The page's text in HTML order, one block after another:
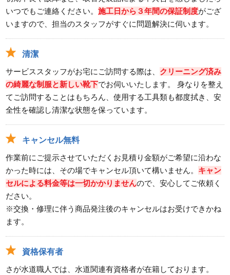
いつでもご連絡ください。施工日から３年間の保証制度がござ
いますので、担当のスタッフがすぐに問題解決に伺います。
清潔
サービススタッフがお宅にご訪問する際は、 クリーニング済み
の綺麗な制服と新しい靴下でお伺いいたします。 身なりを整え
てご訪問することはもちろん、使用する工具類も都度拭き、安
全性を確認し清潔な状態を保っています。
キャンセル無料
作業前にご提示させていただくお見積り金額がご希望に沿わな
かった時には、その場でキャンセル頂いて構いません。 キャン
セルによる料金等は一切かかりませんので、安心してご依頼く
ださい。
※交換・修理に伴う商品発注後のキャンセルはお受けできかね
ます。
資格保有者
さが水道職人では、水道関連有資格者が在籍しております。